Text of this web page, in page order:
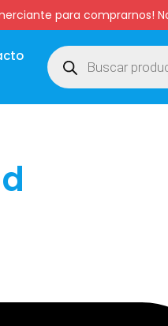
para comprarnos!